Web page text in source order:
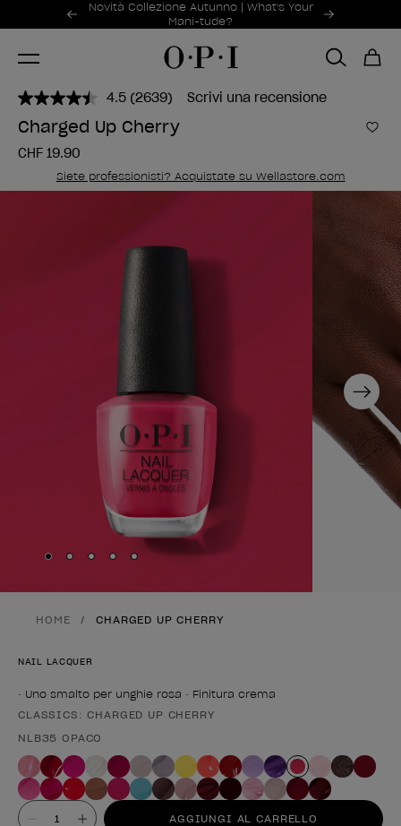
Offerte promozionali
Novità Collezione Autunno | What's Your
Mani-tude?
Item 1 of 2
4.5 Leggi
2639
recensioni.
alla
pagina.
(2639) Scrivi una recensione
Charged Up Cherry
CHF 19.90
Siete professionisti? Acquistate su Wellastore.com
Next
Skip to slide
Skip to slide
Skip to slide
Skip to slide
Skip to slide
HOME CHARGED UP CHERRY
NAIL LACQUER
• Uno smalto per unghie rosa • Finitura crema
Forma del prodotto
CLASSICS: CHARGED UP CHERRY
NLB35 OPACO
Valore AGGIUNGI AL CARRELLO